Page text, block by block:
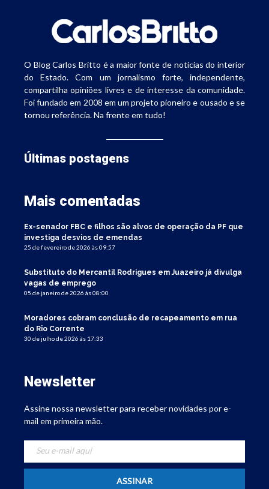
O Blog Carlos Britto é a maior fonte de notícias do interior
do Estado. Com um jornalismo forte, independente,
compartilha opiniões livres e de interesse da comunidade.
Foi fundado em 2008 em um projeto pioneiro e ousado e se
tornou referência. Na frente em tudo!
Últimas postagens
Mais comentadas
Ex-senador FBC e filhos são alvos de operação da PF que
investiga desvios de emendas
25 de fevereiro de 2026 às 09:57
Substituto do Mercantil Rodrigues em Juazeiro já divulga
vagas de emprego
05 de janeiro de 2026 às 08:00
Moradores cobram conclusão de recapeamento em rua
do Rio Corrente
30 de julho de 2026 às 17:33
Newsletter
Assine nossa newsletter para receber novidades por e-
mail em primeira mão.